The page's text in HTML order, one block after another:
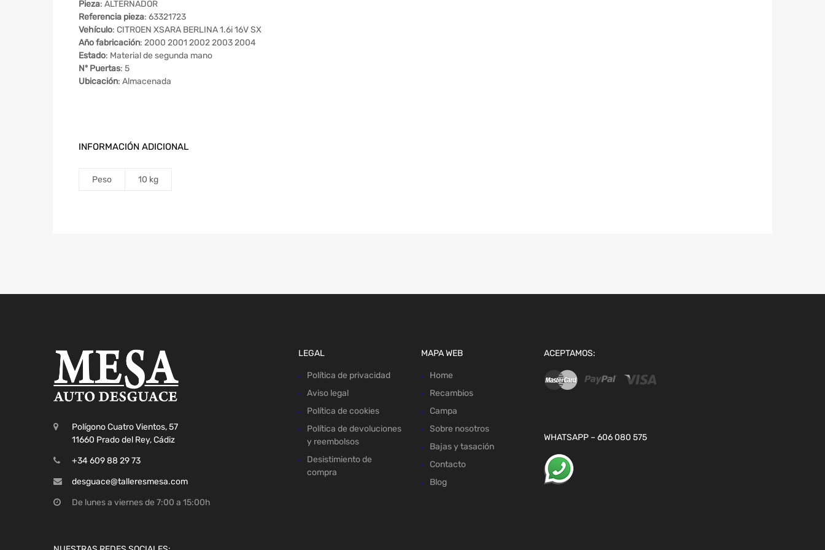
Pieza: ALTERNADOR
Referencia pieza: 63321723
Vehículo: CITROEN XSARA BERLINA 1.6i 16V SX
Año fabricación: 2000 2001 2002 2003 2004
Estado: Material de segunda mano
Nº Puertas: 5
Ubicación: Almacenada
INFORMACIÓN ADICIONAL
Peso 10 kg
Polígono Cuatro Vientos, 57
11660 Prado del Rey, Cádiz
+34 609 88 29 73
desguace@talleresmesa.com
De lunes a viernes de 7:00 a 15:00h
LEGAL
Política de privacidad
Aviso legal
Política de cookies
Política de devoluciones
y reembolsos
Desistimiento de
compra
MAPA WEB
Home
Recambios
Campa
Sobre nosotros
Bajas y tasación
Contacto
Blog
ACEPTAMOS:
WHATSAPP – 606 080 575